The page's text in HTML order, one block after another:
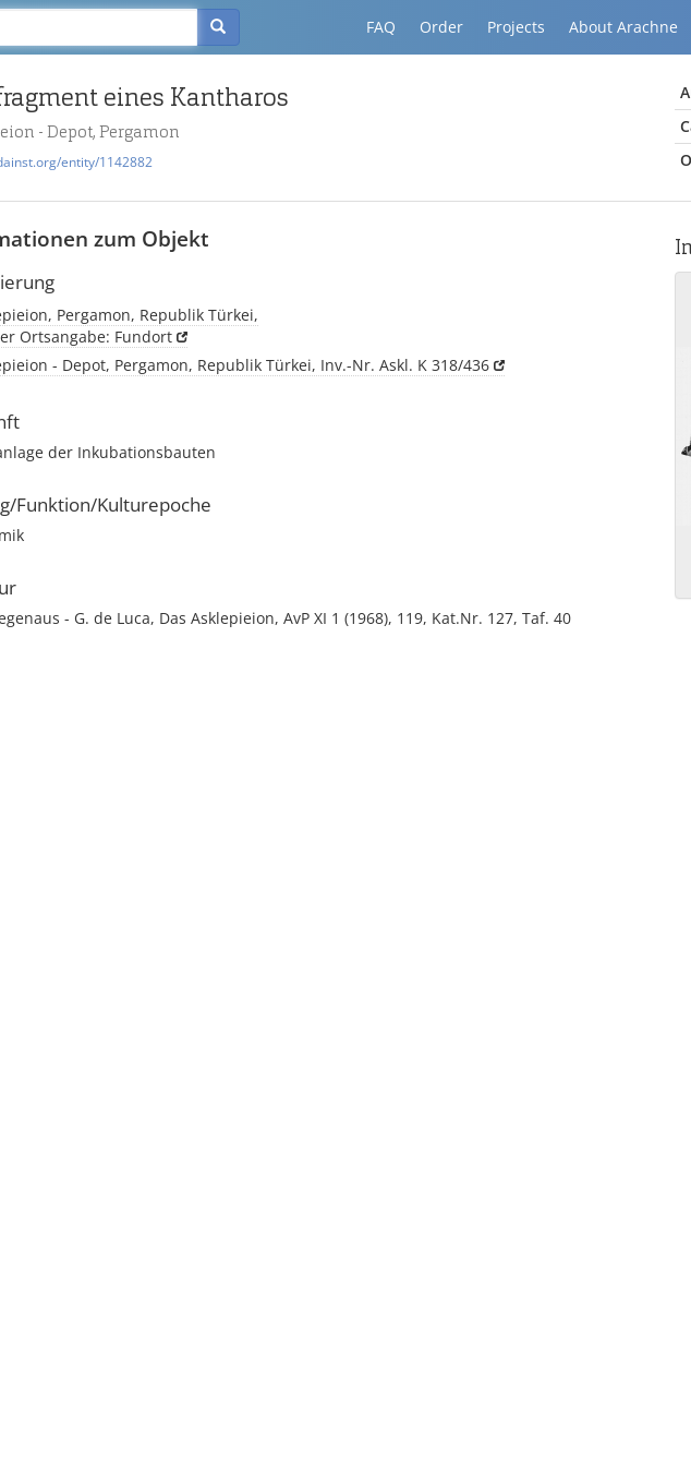
FAQ Order Projects About Arachne
eines Kantharos
- Depot, Pergamon
entity/1142882
zum Objekt
Pergamon, Republik Türkei,
Ortsangabe: Fundort
- Depot, Pergamon, Republik Türkei, Inv.-Nr. Askl. K 318/436
der Inkubationsbauten
Funktion/Kulturepoche
- G. de Luca, Das Asklepieion, AvP XI 1 (1968), 119, Kat.Nr. 127, Taf. 40